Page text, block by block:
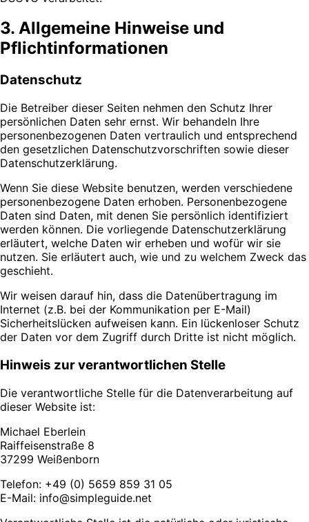
3. Allgemeine Hinweise und
Pflichtinformationen
Datenschutz
Die Betreiber dieser Seiten nehmen den Schutz Ihrer
persönlichen Daten sehr ernst. Wir behandeln Ihre
personenbezogenen Daten vertraulich und entsprechend
den gesetzlichen Datenschutzvorschriften sowie dieser
Datenschutzerklärung.
Wenn Sie diese Website benutzen, werden verschiedene
personenbezogene Daten erhoben. Personenbezogene
Daten sind Daten, mit denen Sie persönlich identifiziert
werden können. Die vorliegende Datenschutzerklärung
erläutert, welche Daten wir erheben und wofür wir sie
nutzen. Sie erläutert auch, wie und zu welchem Zweck das
geschieht.
Wir weisen darauf hin, dass die Datenübertragung im
Internet (z.B. bei der Kommunikation per E-Mail)
Sicherheitslücken aufweisen kann. Ein lückenloser Schutz
der Daten vor dem Zugriff durch Dritte ist nicht möglich.
Hinweis zur verantwortlichen Stelle
Die verantwortliche Stelle für die Datenverarbeitung auf
dieser Website ist:
Michael Eberlein
Raiffeisenstraße 8
37299 Weißenborn
Telefon: +49 (0) 5659 859 31 05
E-Mail: info@simpleguide.net